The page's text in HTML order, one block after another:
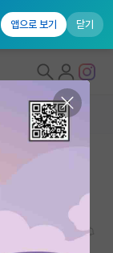
앱으로 보기 닫기
학기2차) 최